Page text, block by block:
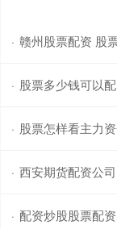
· 赣州股票配资 股
· 股票多少钱可以
· 股票怎样看主力
· 西安期货配资公
· 配资炒股股票配